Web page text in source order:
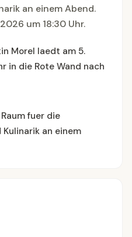
an einem Abend.
um 18:30 Uhr.
Morel laedt am 5.
in die Rote Wand nach
fuer die
an einem